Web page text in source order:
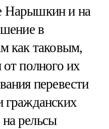
Нарышкин и на
в
как таковым,
от полного их
перевести
гражданских
рельсы